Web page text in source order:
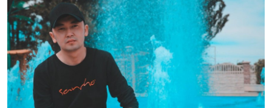
Live
Гадаад мэдээ
People